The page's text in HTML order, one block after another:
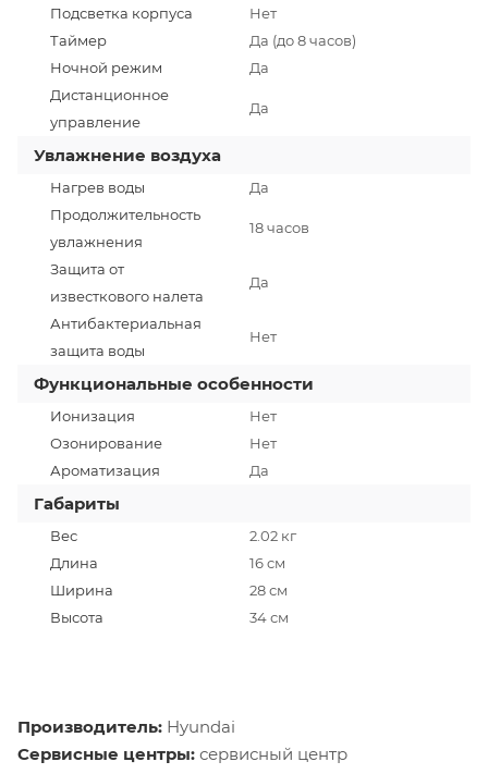
Подсветка корпуса
Нет
Таймер
Да (до 8 часов)
Ночной режим
Да
Дистанционное
управление
Да
Увлажнение воздуха
Нагрев воды
Да
Продолжительность
увлажнения
18 часов
Защита от
известкового налета
Да
Антибактериальная
защита воды
Нет
Функциональные особенности
Ионизация
Нет
Озонирование
Нет
Ароматизация
Да
Габариты
Вес
2.02 кг
Длина
16 cм
Ширина
28 см
Высота
34 см
Производитель: Hyundai
Сервисные центры: сервисный центр